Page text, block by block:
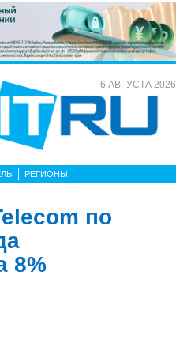
6 АВГУСТА 2026
РЕГИОНЫ
по
8%